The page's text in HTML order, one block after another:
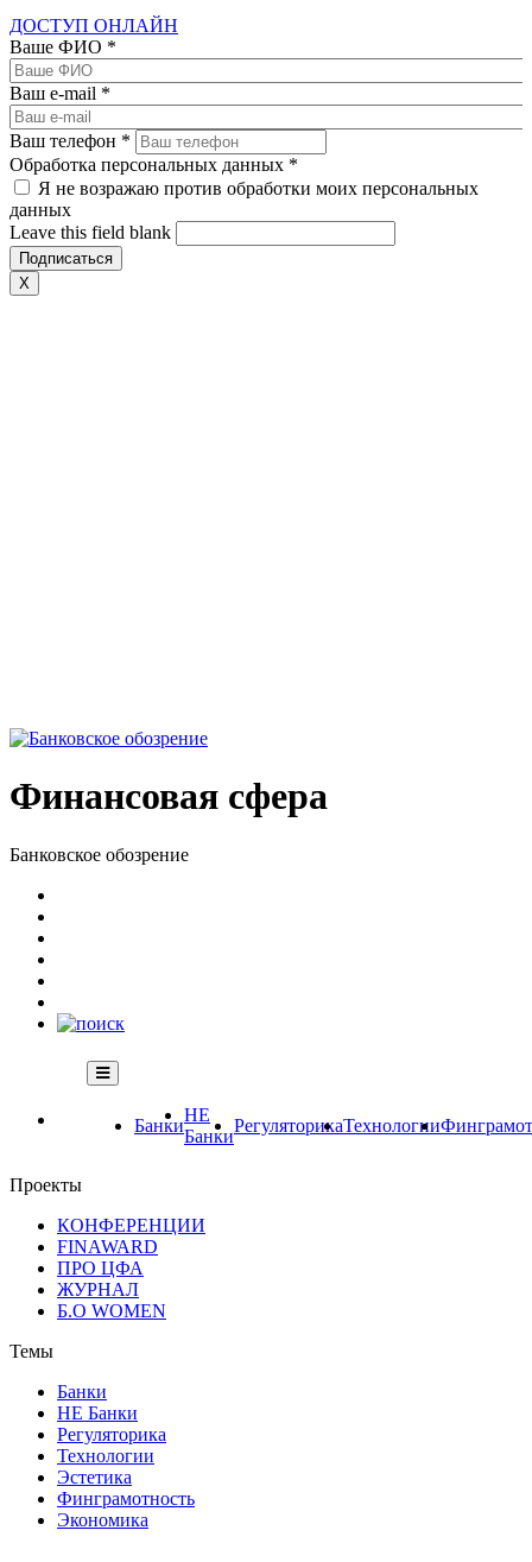
ДОСТУП ОНЛАЙН
Ваше ФИО *
Ваш e-mail *
Ваш телефон *
Обработка персональных данных *
Я не возражаю против обработки моих персональных
данных
Leave this field blank
X
Финансовая сфера
Банковское обозрение
Банки
НЕ
Банки
РегуляторикаТехнологии
Проекты
КОНФЕРЕНЦИИ
FINAWARD
ПРО ЦФА
ЖУРНАЛ
Б.О WOMEN
Темы
Банки
НЕ Банки
Регуляторика
Технологии
Эстетика
Финграмотность
Экономика